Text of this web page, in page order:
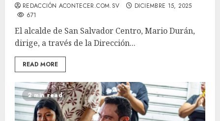
REDACCIÓN ACONTECER.COM.SV
DICIEMBRE 15, 2025
671
El alcalde de San Salvador Centro, Mario Durán,
dirige, a través de la Dirección...
READ MORE
2 min read